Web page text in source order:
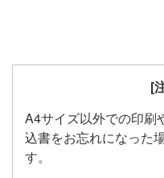
[
A4サイズ以外での印刷
込書をお忘れになった
す。